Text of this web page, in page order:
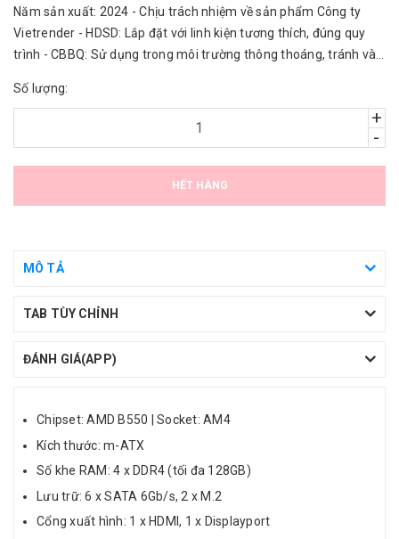
Năm sản xuất: 2024 - Chịu trách nhiệm về sản phẩm Công ty
Vietrender - HDSD: Lắp đặt với linh kiện tương thích, đúng quy
trình - CBBQ: Sử dụng trong môi trường thông thoáng, tránh vào
Số lượng:
+
-
HẾT HÀNG
MÔ TẢ
TAB TÙY CHỈNH
ĐÁNH GIÁ(APP)
Chipset: AMD B550 | Socket: AM4
Kích thước: m-ATX
Số khe RAM: 4 x DDR4 (tối đa 128GB)
Lưu trữ: 6 x SATA 6Gb/s, 2 x M.2
Cổng xuất hình: 1 x HDMI, 1 x Displayport